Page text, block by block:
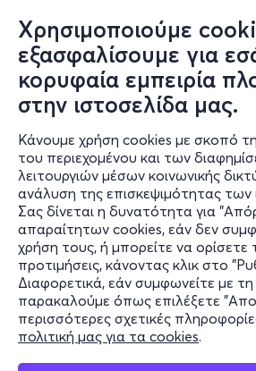
Χρησιμοποιούμε
εξασφαλίσουμε για
κορυφαία εμπειρία
στην ιστοσελίδα μας.
Κάνουμε χρήση cookies με σκοπό
του περιεχομένου και των
λειτουργιών μέσων κοινωνικής
ανάλυση της επισκεψιμότητας των
Σας δίνεται η δυνατότητα για
απαραίτητων cookies, εάν δεν
χρήση τους, ή μπορείτε να ορίσετε
προτιμήσεις, κάνοντας κλικ στο
Διαφορετικά, εάν συμφωνείτε με
παρακαλούμε όπως επιλέξετε
περισσότερες σχετικές
πολιτική μας για τα cookies.
Πληροφορίες
Υποστήριξη
Stay Connected